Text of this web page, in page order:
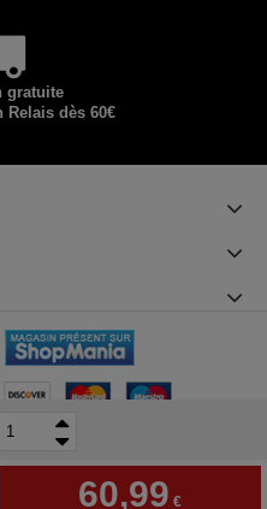
60,99 €
gratuite
Relais dès 60€
- Téléphone : +33180855415